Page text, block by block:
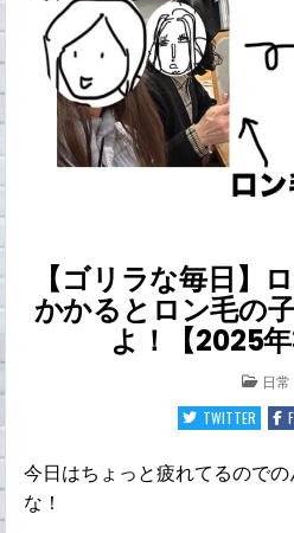
【ゴリラな毎日】
かかるとロン毛の
よ！【2025年
IN
日常
TWITTER
今日はちょっと疲れてるので
な！